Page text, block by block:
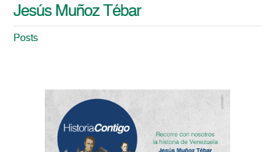
Jesús Muñoz Tébar
Posts